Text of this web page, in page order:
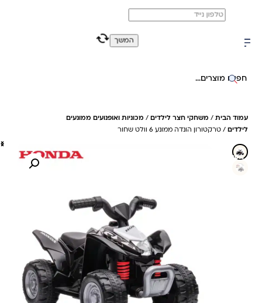
משלוח מהיר חינם בקניה מעל 299 ₪ (למעט ריהוט)
חיפוש באתר
עמוד הבית/משחקי חצר לילדים/מכוניות ואופנועים ממונעים
לילדים/ טרקטורון הונדה ממונע 6 וולט שחור
20%- חיסכון
המשך